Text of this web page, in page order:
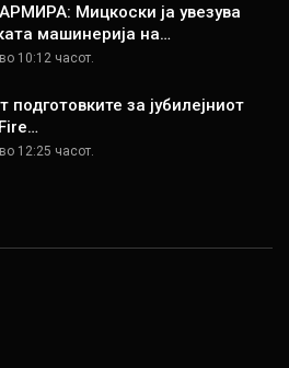
Мицкоски ја увезува
машинерија на…
10:12 часот.
подготовките за јубилејниот
12:25 часот.